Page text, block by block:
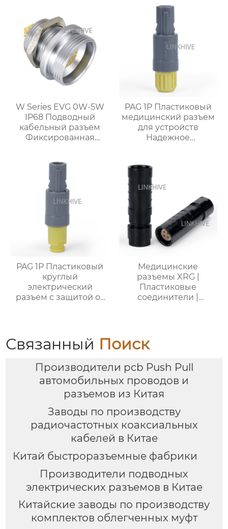
W Series EVG 0W-5W
IP68 Подводный
кабельный разъем
Фиксированная
PAG 1P Пластиковый
медицинский разъем
для устройств
Надежное
PAG 1P Пластиковый
круглый
электрический
разъем с защитой от
Медицинские
разъемы XRG |
Пластиковые
соединители |
Связанный Поиск
Производители pcb Push Pull
автомобильных проводов и
разъемов из Китая
Заводы по производству
радиочастотных коаксиальных
кабелей в Китае
Китай быстроразъемные фабрики
Производители подводных
электрических разъемов в Китае
Китайские заводы по производству
комплектов облегченных муфт